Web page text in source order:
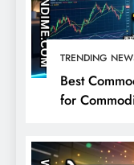
TRENDING
Best
for